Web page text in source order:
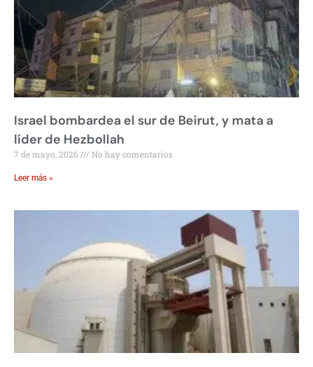
Israel bombardea el sur de Beirut, y mata a
líder de Hezbollah
7 de mayo, 2026 No hay comentarios
Leer más »